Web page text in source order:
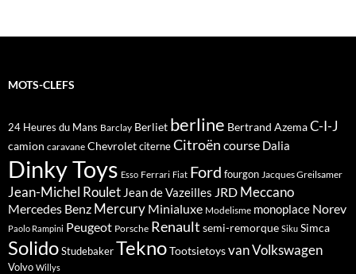
MOTS-CLEFS
24 Heures du Mans Barclay Berliet berline Bertrand AzemaC-I-J
camion caravane ChevroletciterneCitroën course Dalia
Dinky Toys Esso Ferrari Fiat Ford fourgon Jacques Greilsamer
Jean-Michel Roulet Jean de Vazeilles JRD Meccano
Mercedes Benz Mercury Minialuxe Modelisme monoplace Norev
Paolo Rampini Peugeot Porsche Renault semi-remorque Siku Simca
SolidoStudebakerTeknoTootsietoysvanVolkswagen
Volvo Willys